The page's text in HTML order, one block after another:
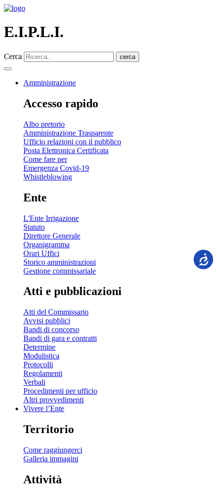
E.I.P.L.I.
Cerca cerca
Amministrazione
Accesso rapido
Albo pretorio
Amministrazione Trasparente
Ufficio relazioni con il pubblico
Posta Elettronica Certificata
Come fare per
Emergenza Covid-19
Whistleblowing
Ente
L'Ente Irrigazione
Statuto
Direttore Generale
Organigramma
Orari Uffici
Storico amministrazioni
Gestione commissariale
Atti e pubblicazioni
Atti del Commissario
Avvisi pubblici
Bandi di concorso
Bandi di gara e contratti
Determine
Modulistica
Protocolli
Regolamenti
Verbali
Procedimenti per ufficio
Altri provvedimenti
Vivere l’Ente
Territorio
Come raggiungerci
Galleria immagini
Attività